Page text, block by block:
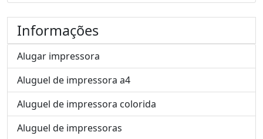
Informações
Alugar impressora
Aluguel de impressora a4
Aluguel de impressora colorida
Aluguel de impressoras